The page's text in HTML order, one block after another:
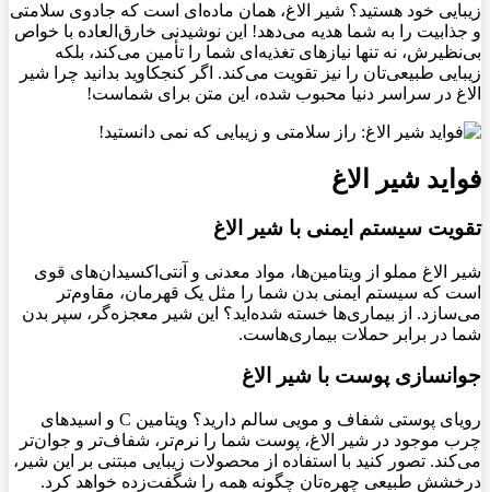
زیبایی خود هستید؟ شیر الاغ، همان ماده‌ای است که جادوی سلامتی
و جذابیت را به شما هدیه می‌دهد! این نوشیدنی خارق‌العاده با خواص
بی‌نظیرش، نه تنها نیازهای تغذیه‌ای شما را تأمین می‌کند، بلکه
زیبایی طبیعی‌تان را نیز تقویت می‌کند. اگر کنجکاوید بدانید چرا شیر
الاغ در سراسر دنیا محبوب شده، این متن برای شماست!
فواید شیر الاغ
تقویت سیستم ایمنی با شیر الاغ
شیر الاغ مملو از ویتامین‌ها، مواد معدنی و آنتی‌اکسیدان‌های قوی
است که سیستم ایمنی بدن شما را مثل یک قهرمان، مقاوم‌تر
می‌سازد. از بیماری‌ها خسته شده‌اید؟ این شیر معجزه‌گر، سپر بدن
شما در برابر حملات بیماری‌هاست.
جوانسازی پوست با شیر الاغ
رویای پوستی شفاف و مویی سالم دارید؟ ویتامین C و اسیدهای
چرب موجود در شیر الاغ، پوست شما را نرم‌تر، شفاف‌تر و جوان‌تر
می‌کند. تصور کنید با استفاده از محصولات زیبایی مبتنی بر این شیر،
درخشش طبیعی چهره‌تان چگونه همه را شگفت‌زده خواهد کرد.